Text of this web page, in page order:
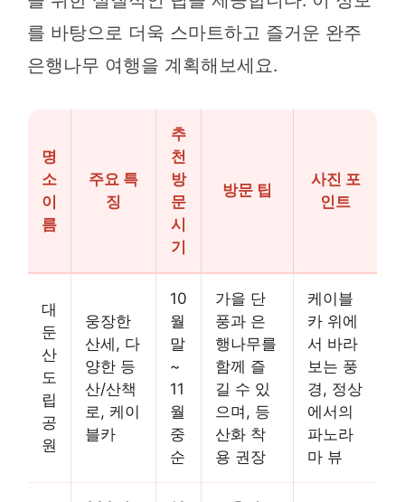
를 바탕으로 더욱 스마트하고 즐거운 완주
은행나무 여행을 계획해보세요.
명
소
이
름
주요 특
징
추
천
방
문
시
기
방문 팁
사진 포
인트
대
둔
산
도
립
공
원
웅장한
산세, 다
양한 등
산/산책
로, 케이
블카
10
월
말
~
11
월
중
순
가을 단
풍과 은
행나무를
함께 즐
길 수 있
으며, 등
산화 착
용 권장
케이블
카 위에
서 바라
보는 풍
경, 정상
에서의
파노라
마 뷰